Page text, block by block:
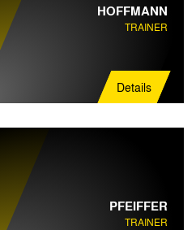
HOFFMANN
TRAINER
Details
PFEIFFER
TRAINER